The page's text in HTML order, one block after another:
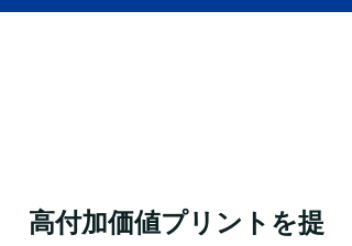
高付加価値プリントを提